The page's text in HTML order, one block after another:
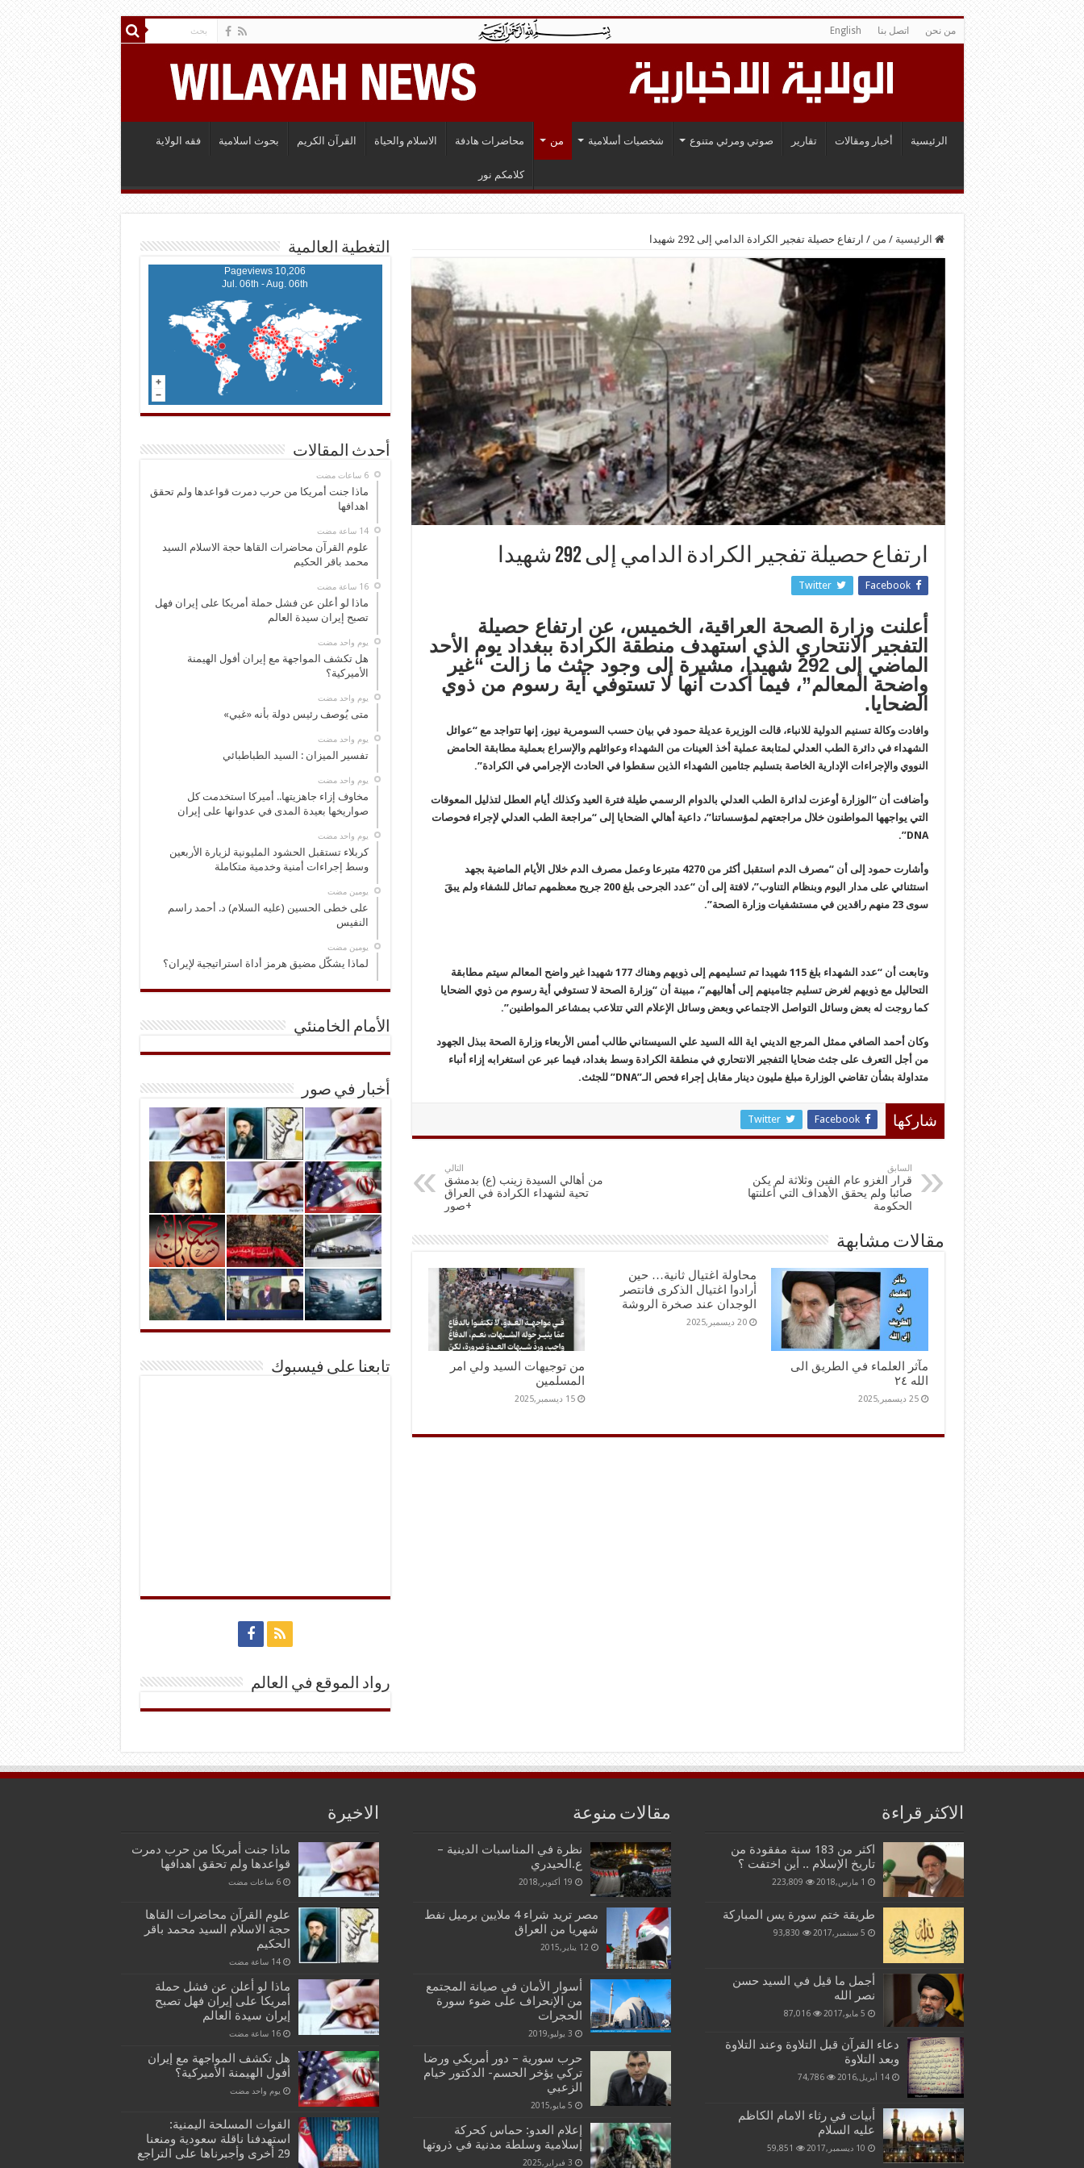
من نحن اتصل بنا English
الرئيسية أخبار ومقالات تقارير صوتي ومرئي متنوع شخصيات أسلامية من محاضرات هادفة الاسلام والحياة القرآن الكريم بحوث اسلامية فقه الولاية
كلامكم نور
الرئيسية / من / ارتفاع حصيلة تفجير الكرادة الدامي إلى 292 شهيدا
ارتفاع حصيلة تفجير الكرادة الدامي إلى 292 شهيدا
Facebook
Twitter
أعلنت وزارة الصحة العراقية، الخميس، عن ارتفاع حصيلة
التفجير الانتحاري الذي استهدف منطقة الكرادة ببغداد يوم الأحد
الماضي إلى 292 شهيدا، مشيرة إلى وجود جثث ما زالت “غير
واضحة المعالم”، فيما أكدت أنها لا تستوفي أية رسوم من ذوي
الضحايا.
وافادت وكالة تسنيم الدولية للانباء، قالت الوزيرة عديلة حمود في بيان حسب السومرية نيوز، إنها تتواجد مع “عوائل
الشهداء في دائرة الطب العدلي لمتابعة عملية أخذ العينات من الشهداء وعوائلهم والإسراع بعملية مطابقة الحامض
النووي والإجراءات الإدارية الخاصة بتسليم جثامين الشهداء الذين سقطوا في الحادث الإجرامي في الكرادة”.
وأضافت أن “الوزارة أوعزت لدائرة الطب العدلي بالدوام الرسمي طيلة فترة العيد وكذلك أيام العطل لتذليل المعوقات
التي يواجهها المواطنون خلال مراجعتهم لمؤسساتنا”، داعية أهالي الضحايا إلى “مراجعة الطب العدلي لإجراء فحوصات
DNA”.
وأشارت حمود إلى أن “مصرف الدم استقبل أكثر من 4270 متبرعا وعمل مصرف الدم خلال الأيام الماضية بجهد
استثنائي على مدار اليوم وبنظام التناوب”، لافتة إلى أن “عدد الجرحى بلغ 200 جريح معظمهم تماثل للشفاء ولم يبقَ
سوى 23 منهم راقدين في مستشفيات وزارة الصحة”.
وتابعت أن “عدد الشهداء بلغ 115 شهيدا تم تسليمهم إلى ذويهم وهناك 177 شهيدا غير واضح المعالم سيتم مطابقة
التحاليل مع ذويهم لغرض تسليم جثامينهم إلى أهاليهم”، مبينة أن “وزارة الصحة لا تستوفي أية رسوم من ذوي الضحايا
كما روجت له بعض وسائل التواصل الاجتماعي وبعض وسائل الإعلام التي تتلاعب بمشاعر المواطنين”.
وكان أحمد الصافي ممثل المرجع الديني اية الله السيد علي السيستاني طالب أمس الأربعاء وزارة الصحة ببذل الجهود
من أجل التعرف على جثث ضحايا التفجير الانتحاري في منطقة الكرادة وسط بغداد، فيما عبر عن استغرابه إزاء أنباء
متداولة بشأن تقاضي الوزارة مبلغ مليون دينار مقابل إجراء فحص الـ”DNA” للجثث.
شاركها Facebook
Twitter
السابق
قرار الغزو عام الفين وثلاثة لم يكن
صائبا ولم يحقق الأهداف التي أعلنتها
الحكومة
التالي
من أهالي السيدة زينب (ع) بدمشق
تحية لشهداء الكرادة في العراق
+صور
مقالات مشابهة
مآثر العلماء في الطريق الى
الله ٢٤
25 ديسمبر,2025
محاولة اغتيال ثانية… حين
أرادوا اغتيال الذكرى فانتصر
الوجدان عند صخرة الروشة
20 ديسمبر,2025
من توجيهات السيد ولي امر
المسلمين
15 ديسمبر,2025
التغطية العالمية
10,206 Pageviews
Jul. 06th - Aug. 06th
أحدث المقالات
‏6 ساعات مضت
ماذا جنت أمريكا من حرب دمرت قواعدها ولم تحقق
اهدافها
‏14 ساعة مضت
علوم القرآن محاضرات القاها حجة الاسلام السيد
محمد باقر الحكيم
‏16 ساعة مضت
ماذا لو أعلن عن فشل حملة أمريكا على إيران فهل
تصبح إيران سيدة العالم
‏يوم واحد مضت
هل تكشف المواجهة مع إيران أفول الهيمنة
الأميركية؟
‏يوم واحد مضت
متى يُوصف رئيس دولة بأنه «غبي»
‏يوم واحد مضت
تفسير الميزان : السيد الطباطبائي
‏يوم واحد مضت
مخاوف إزاء جاهزيتها.. أميركا استخدمت كل
صواريخها بعيدة المدى في عدوانها على إيران
‏يوم واحد مضت
كربلاء تستقبل الحشود المليونية لزيارة الأربعين
وسط إجراءات أمنية وخدمية متكاملة
‏يومين مضت
على خطى الحسين (عليه السلام) د. أحمد راسم
النفيس
‏يومين مضت
لماذا يشكّل مضيق هرمز أداة استراتيجية لإيران؟
الأمام الخامنئي
أخبار في صور
تابعنا على فيسبوك
رواد الموقع في العالم
الاكثر قراءة
اكثر من 183 سنة مفقودة من
تاريخ الإسلام .. أين اختفت ؟
1 مارس,2018 223,809
طريقة ختم سورة يس المباركة
5 سبتمبر,2017 93,830
أجمل ما قيل في السيد حسن
نصر الله
5 مايو,2017 87,016
دعاء القرآن قبل التلاوة وعند التلاوة
وبعد التلاوة
14 أبريل,2016 74,786
أبيات في رثاء الامام الكاظم
عليه السلام
10 ديسمبر,2017 59,851
مقالات منوعة
نظرة في المناسبات الدينية –
ع.الحيدري
19 أكتوبر,2018
مصر تريد شراء 4 ملايين برميل نفط
شهريا من العراق
12 يناير,2015
أسوار الأمان في صيانة المجتمع
من الإنحراف على ضوء سورة
الحجرات
3 يوليو,2019
حرب سورية – دور أمريكي ورضا
تركي يؤخر الحسم- الدكتور خيام
الزعبي
5 مايو,2015
إعلام العدو: حماس كحركة
إسلامية وسلطة مدنية في ذروتها
3 فبراير,2025
الاخيرة
ماذا جنت أمريكا من حرب دمرت
قواعدها ولم تحقق اهدافها
علوم القرآن محاضرات القاها
حجة الاسلام السيد محمد باقر
الحكيم
ماذا لو أعلن عن فشل حملة
أمريكا على إيران فهل تصبح
إيران سيدة العالم
هل تكشف المواجهة مع إيران
أفول الهيمنة الأميركية؟
‏يوم واحد مضت
القوات المسلحة اليمنية:
استهدفنا ناقلة سعودية ومنعنا
29 أخرى وأجبرناها على التراجع